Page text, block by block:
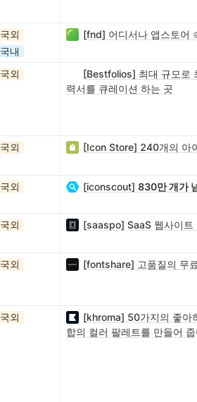
국외
국내
[fnd] 어디서나 앱스토어
국외
[Bestfolios] 최대 규모로
력서를 큐레이션 하는 곳
국외 [Icon Store] 240개의 아
국외 [iconscout] 830만 개가
국외 [saaspo] SaaS 웹사이트
국외 [fontshare] 고품질의 무
국외
[khroma] 50가지의 좋아
합의 컬러 팔레트를 만들어